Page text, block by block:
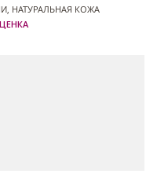
НАТУРАЛЬНАЯ КОЖА